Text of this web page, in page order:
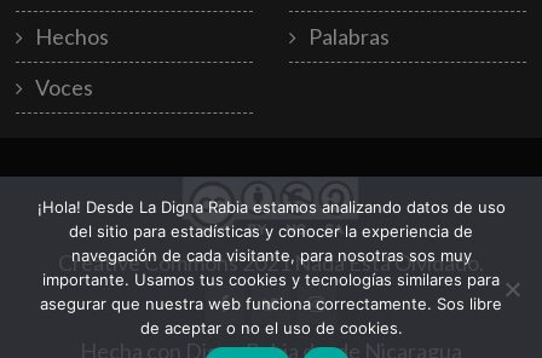
Hechos
Palabras
Voces
Creative Commons 2021 Nada Está Olvidado.
Hecha con Digna Rabia desde Nicaragua
¡Hola! Desde La Digna Rabia estamos analizando datos de uso
del sitio para estadísticas y conocer la experiencia de
navegación de cada visitante, para nosotras sos muy
importante. Usamos tus cookies y tecnologías similares para
asegurar que nuestra web funciona correctamente. Sos libre
de aceptar o no el uso de cookies.